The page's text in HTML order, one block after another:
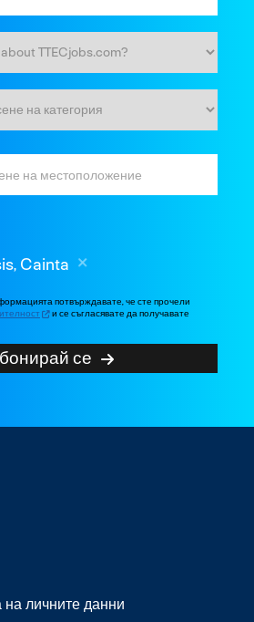
Cainta
потвърждавате, че сте прочели
и се съгласявате да получавате
се
личните данни